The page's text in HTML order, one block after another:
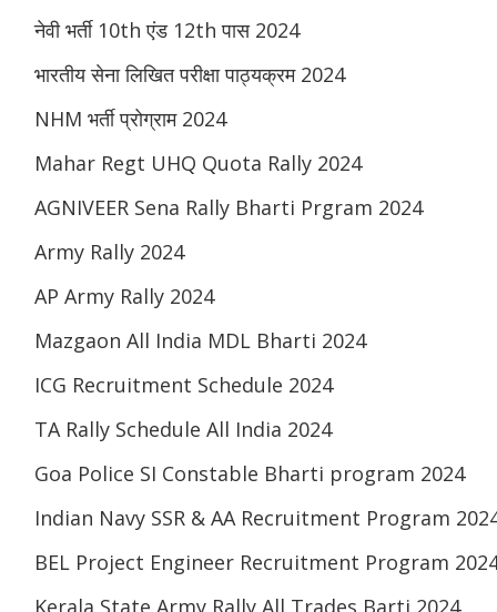
नेवी भर्ती 10th एंड 12th पास 2024
भारतीय सेना लिखित परीक्षा पाठ्यक्रम 2024
NHM भर्ती प्रोग्राम 2024
Mahar Regt UHQ Quota Rally 2024
AGNIVEER Sena Rally Bharti Prgram 2024
Army Rally 2024
AP Army Rally 2024
Mazgaon All India MDL Bharti 2024
ICG Recruitment Schedule 2024
TA Rally Schedule All India 2024
Goa Police SI Constable Bharti program 2024
Indian Navy SSR & AA Recruitment Program
BEL Project Engineer Recruitment Program
Kerala State Army Rally All Trades Barti 2024